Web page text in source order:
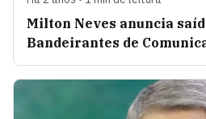
Milton Neves anuncia
Bandeirantes de